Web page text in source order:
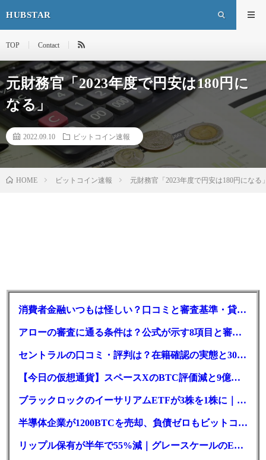
HUBSTAR
TOP Contact
元財務官「2023年度で円安は180円に
なる」
2022.09.10 ビットコイン速報
HOME ビットコイン速報 元財務官「2023年度で円安は180円になる
消費者金融いつもは怪しい？口コミと審査基準・貸付条件を調査
アローの審査に通る条件は？公式が示す8項目と審査時間
セントラルの口コミ・評判は？在籍確認の実態と30日金利0円の落とし穴
【今日の仮想通貨】スペースXのBTC評価減と9億株の解禁。208億円相当のBTCが盗難
ブラックロックのイーサリアムETFが3株を1株に｜年初来37%安
半導体企業が1200BTCを売却、負債ゼロもビットコイン戦略は後退
リップル保有が半年で55%減｜グレースケールのETF、純資産1.6億ドル減